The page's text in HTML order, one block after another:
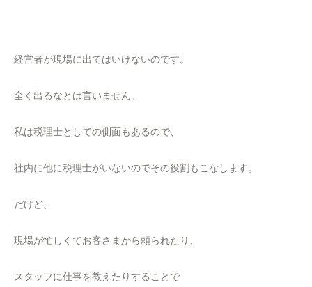
経営者が現場に出てはいけないのです。
全く出るなとは言いません。
私は税理士としての側面もあるので、
社内に他に税理士がいないのでその役割もこなします。
だけど、
現場が忙しくてお客さまから頼られたり、
スタッフに仕事を教えたりすることで